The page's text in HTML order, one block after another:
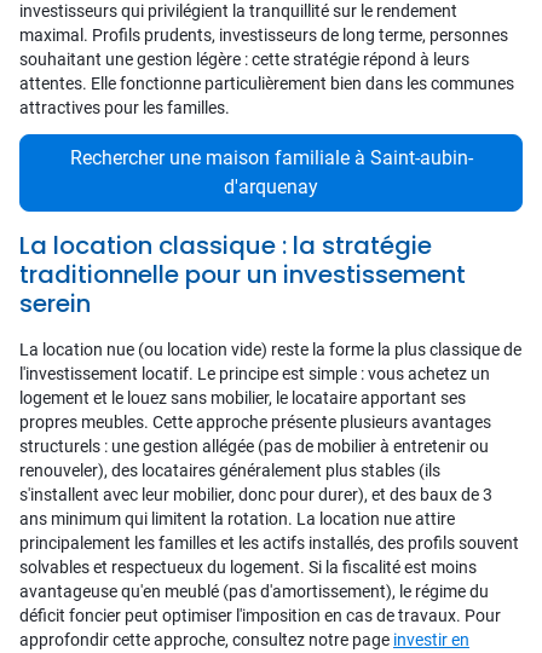
investisseurs qui privilégient la tranquillité sur le rendement
maximal. Profils prudents, investisseurs de long terme, personnes
souhaitant une gestion légère : cette stratégie répond à leurs
attentes. Elle fonctionne particulièrement bien dans les communes
attractives pour les familles.
Rechercher une maison familiale à Saint-aubin-
d'arquenay
La location classique : la stratégie
traditionnelle pour un investissement
serein
La location nue (ou location vide) reste la forme la plus classique de
l'investissement locatif. Le principe est simple : vous achetez un
logement et le louez sans mobilier, le locataire apportant ses
propres meubles. Cette approche présente plusieurs avantages
structurels : une gestion allégée (pas de mobilier à entretenir ou
renouveler), des locataires généralement plus stables (ils
s'installent avec leur mobilier, donc pour durer), et des baux de 3
ans minimum qui limitent la rotation. La location nue attire
principalement les familles et les actifs installés, des profils souvent
solvables et respectueux du logement. Si la fiscalité est moins
avantageuse qu'en meublé (pas d'amortissement), le régime du
déficit foncier peut optimiser l'imposition en cas de travaux. Pour
approfondir cette approche, consultez notre page investir en